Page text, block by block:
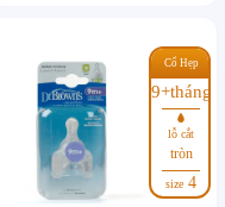
Cổ Hẹp
9+tháng
lỗ cắt
tròn
size 4